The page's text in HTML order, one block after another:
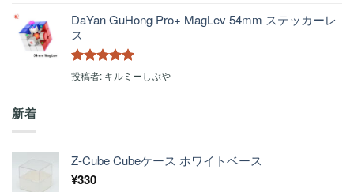
DaYan GuHong Pro+ MagLev 54mm ステッカーレ
ス
5段階中 5 の
投稿者: キルミーしぶや
新着
Z-Cube Cubeケース ホワイトベース
¥330